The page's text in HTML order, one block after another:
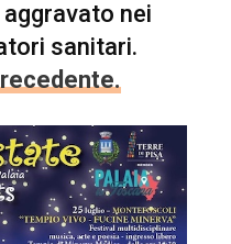
nei
sanitari.